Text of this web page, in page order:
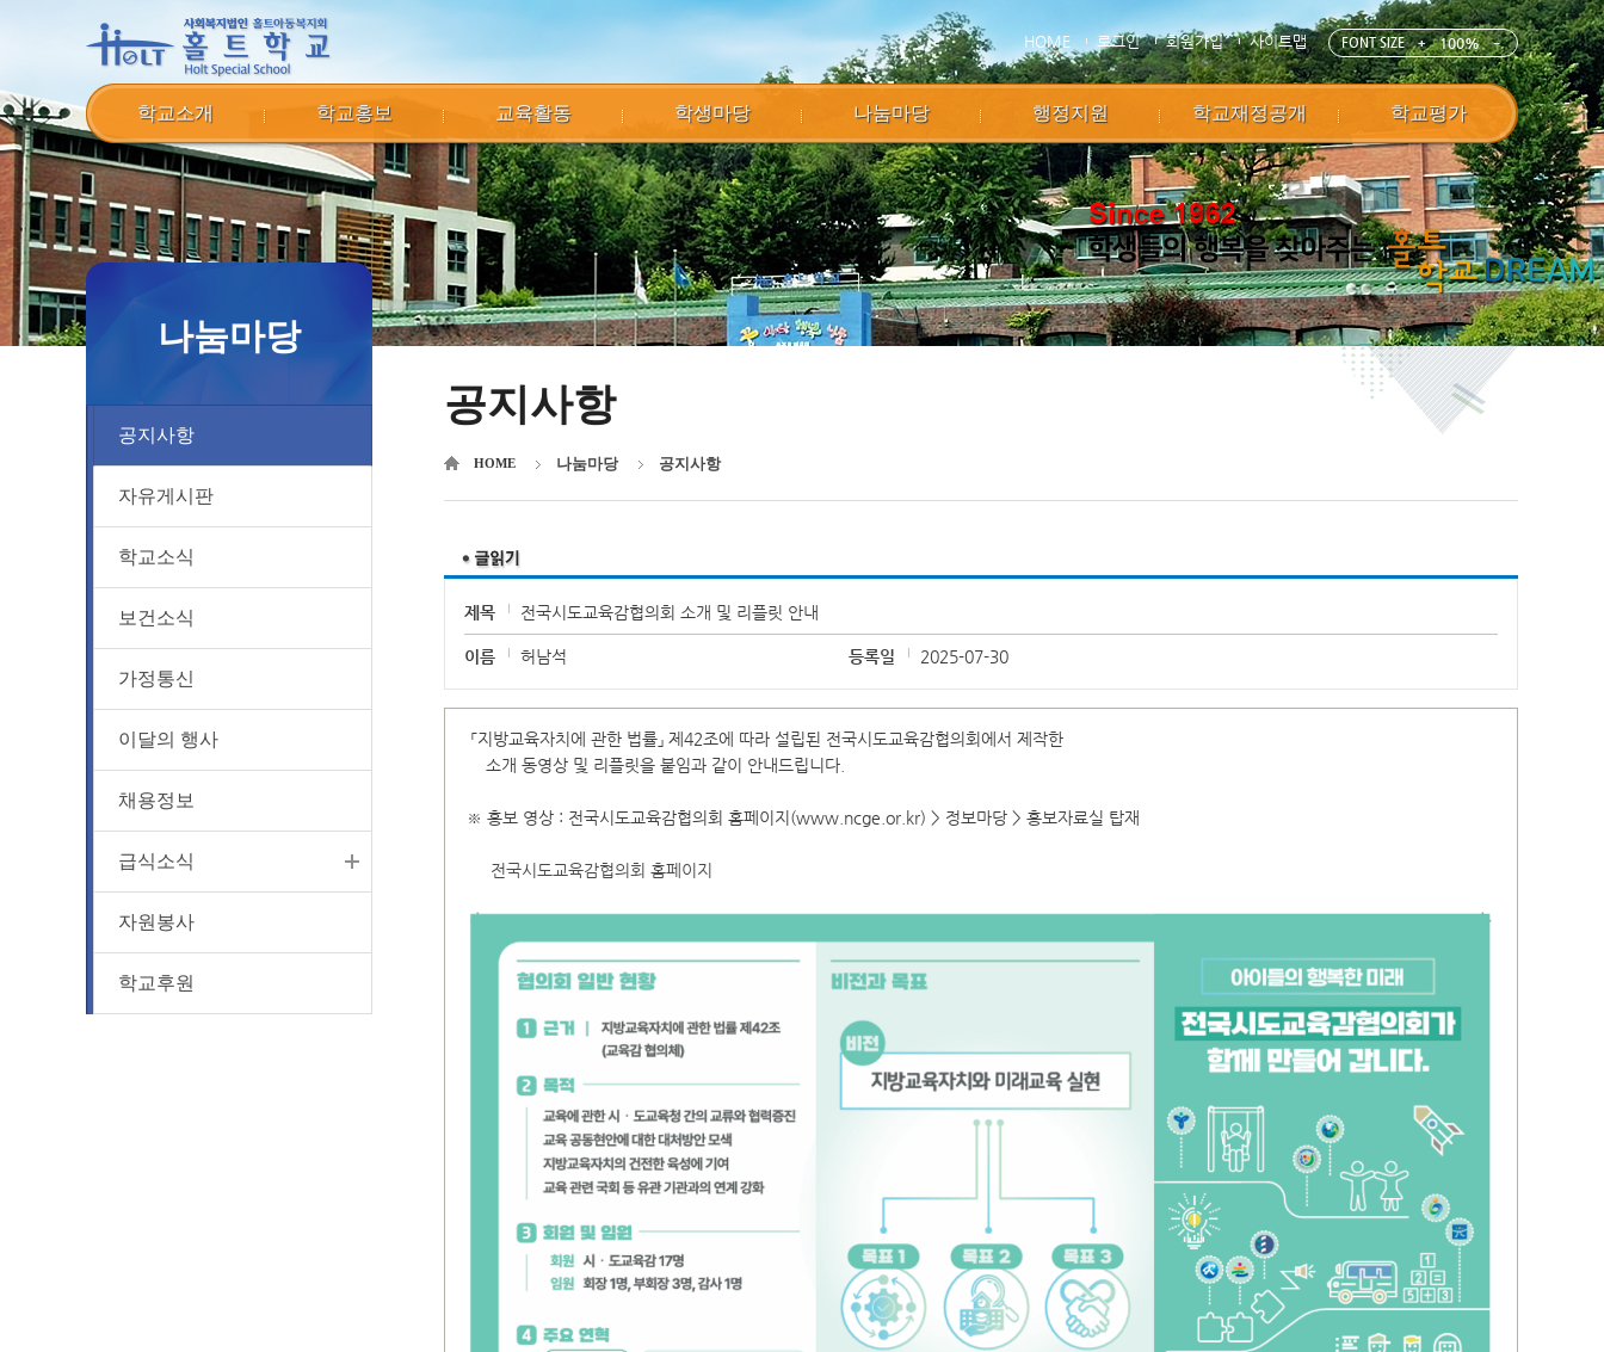
HOME 로그인 회원가입 사이트맵 FONT SIZE 100%
학교소개 학교홍보 교육활동 학생마당 나눔마당 행정지원 학교재정공개 학교평가
나눔마당
공지사항
자유게시판
학교소식
보건소식
가정통신
이달의 행사
채용정보
급식소식
자원봉사
학교후원
HOME 나눔마당 공지사항
공지사항
제목 전국시도교육감협의회 소개 및 리플릿 안내
이름 허남석 등록일 2025-07-30
「지방교육자치에 관한 법률」 제42조에 따라 설립된 전국시도교육감협의회에서 제작한
소개 동영상 및 리플릿을 붙임과 같이 안내드립니다.
※ 홍보 영상 : 전국시도교육감협의회 홈페이지(www.ncge.or.kr) > 정보마당 > 홍보자료실 탑재
전국시도교육감협의회 홈페이지